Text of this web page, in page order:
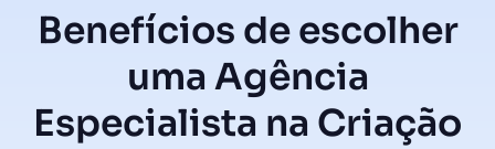
Benefícios de escolher
uma Agência
Especialista na Criação